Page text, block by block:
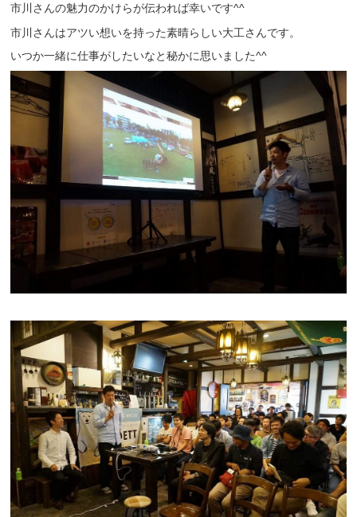
市川さんの魅力のかけらが伝われば幸いです^^
市川さんはアツい想いを持った素晴らしい大工さんです。
いつか一緒に仕事がしたいなと秘かに思いました^^